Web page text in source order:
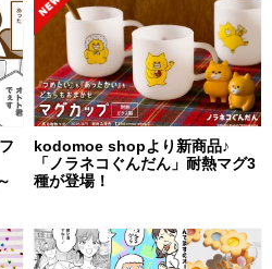
kodomoe shopより新商品♪
「ノラネコぐんだん」耐熱マグ3
種が登場！